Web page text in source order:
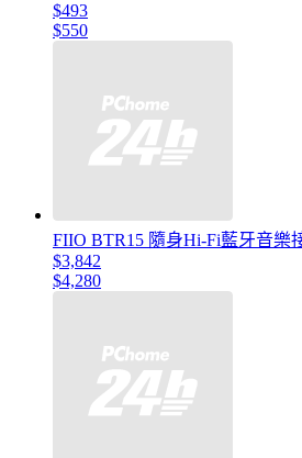
$493
$550
FIIO BTR15 隨身Hi-Fi藍牙音樂
$3,842
$4,280